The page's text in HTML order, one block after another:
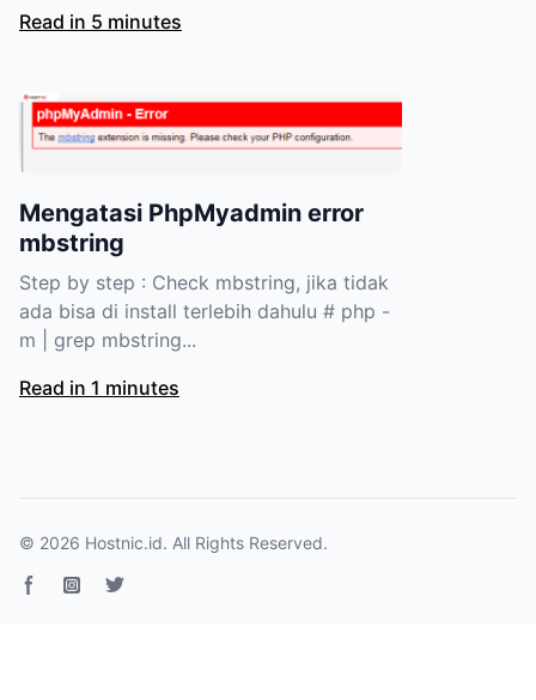
Read in 5 minutes
Mengatasi PhpMyadmin error
mbstring
Step by step : Check mbstring, jika tidak
ada bisa di install terlebih dahulu # php -
m | grep mbstring...
Read in 1 minutes
© 2026 Hostnic.id. All Rights Reserved.